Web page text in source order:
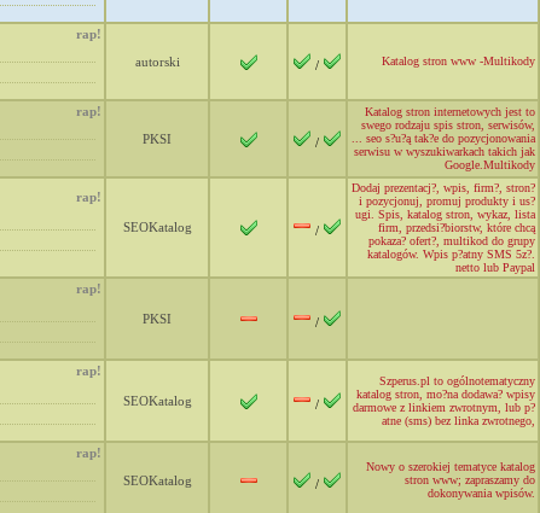
rap!
autorski / Katalog stron www -Multikody
rap!
PKSI /
Katalog stron internetowych jest to
swego rodzaju spis stron, serwisów,
... seo s?u?ą tak?e do pozycjonowania
serwisu w wyszukiwarkach takich jak
Google.Multikody
rap!
SEOKatalog /
Dodaj prezentacj?, wpis, firm?, stron?
i pozycjonuj, promuj produkty i us?
ugi. Spis, katalog stron, wykaz, lista
firm, przedsi?biorstw, które chcą
pokaza? ofert?, multikod do grupy
katalogów. Wpis p?atny SMS 5z?.
netto lub Paypal
rap!
PKSI /
rap!
SEOKatalog /
Szperus.pl to ogólnotematyczny
katalog stron, mo?na dodawa? wpisy
darmowe z linkiem zwrotnym, lub p?
atne (sms) bez linka zwrotnego,
rap!
SEOKatalog /
Nowy o szerokiej tematyce katalog
stron www; zapraszamy do
dokonywania wpisów.